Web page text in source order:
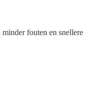
fouten en snellere